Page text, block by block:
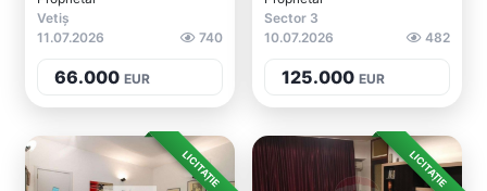
Vetiș
11.07.2026
740
66.000 EUR
Sector 3
10.07.2026
482
125.000 EUR
LICITAȚIE LICITAȚIE